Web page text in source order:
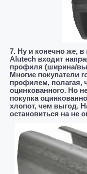
7. Ну и конечно же,
Alutech входит
профиля (ширина/
Многие покупатели
профилем, полагая,
оцинкованного. Но
покупка
хлопот, чем выгод.
остановиться на не